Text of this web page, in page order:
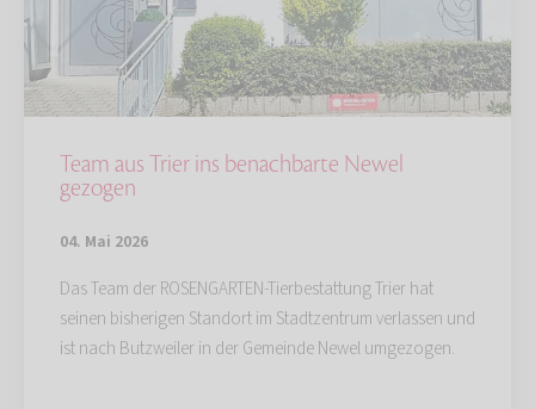
Team aus Trier ins benachbarte Newel
gezogen
04. Mai 2026
Das Team der ROSENGARTEN-Tierbestattung Trier hat
seinen bisherigen Standort im Stadtzentrum verlassen und
ist nach Butzweiler in der Gemeinde Newel umgezogen.